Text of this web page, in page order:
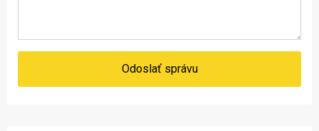
Odoslať správu